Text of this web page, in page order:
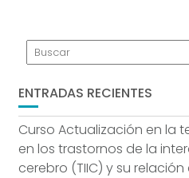
ENTRADAS RECIENTES
Curso Actualización en la
en los trastornos de la
cerebro (TIIC) y su